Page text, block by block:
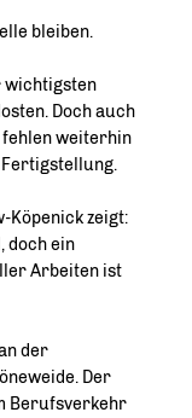
bleiben.
wichtigsten
Doch auch
fehlen weiterhin
Köpenick zeigt:
doch ein
Arbeiten ist
der
Der
Berufsverkehr